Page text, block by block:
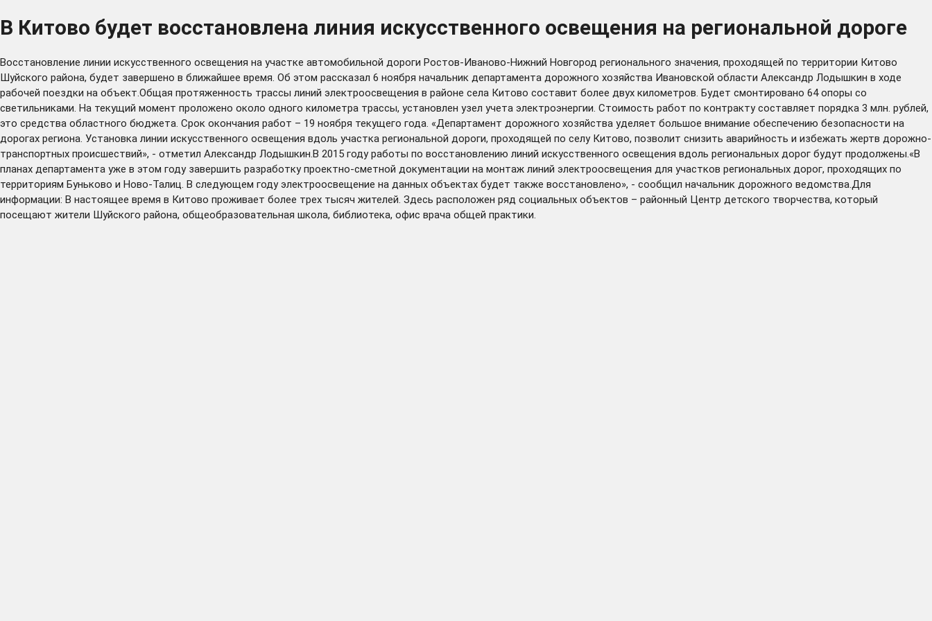
В Китово будет восстановлена линия искусственного освещения на региональной дороге
Восстановление линии искусственного освещения на участке автомобильной дороги Ростов-Иваново-Нижний Новгород регионального значения, проходящей по территории Китово
Шуйского района, будет завершено в ближайшее время. Об этом рассказал 6 ноября начальник департамента дорожного хозяйства Ивановской области Александр Лодышкин в ходе
рабочей поездки на объект.Общая протяженность трассы линий электроосвещения в районе села Китово составит более двух километров. Будет смонтировано 64 опоры со
светильниками. На текущий момент проложено около одного километра трассы, установлен узел учета электроэнергии. Стоимость работ по контракту составляет порядка 3 млн. рублей,
это средства областного бюджета. Срок окончания работ – 19 ноября текущего года. «Департамент дорожного хозяйства уделяет большое внимание обеспечению безопасности на
дорогах региона. Установка линии искусственного освещения вдоль участка региональной дороги, проходящей по селу Китово, позволит снизить аварийность и избежать жертв дорожно-
транспортных происшествий», - отметил Александр Лодышкин.В 2015 году работы по восстановлению линий искусственного освещения вдоль региональных дорог будут продолжены.«В
планах департамента уже в этом году завершить разработку проектно-сметной документации на монтаж линий электроосвещения для участков региональных дорог, проходящих по
территориям Буньково и Ново-Талиц. В следующем году электроосвещение на данных объектах будет также восстановлено», - сообщил начальник дорожного ведомства.Для
информации: В настоящее время в Китово проживает более трех тысяч жителей. Здесь расположен ряд социальных объектов – районный Центр детского творчества, который
посещают жители Шуйского района, общеобразовательная школа, библиотека, офис врача общей практики.